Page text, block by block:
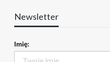
Newsletter
Imię: